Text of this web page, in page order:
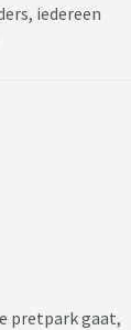
iedereen
pretpark gaat,